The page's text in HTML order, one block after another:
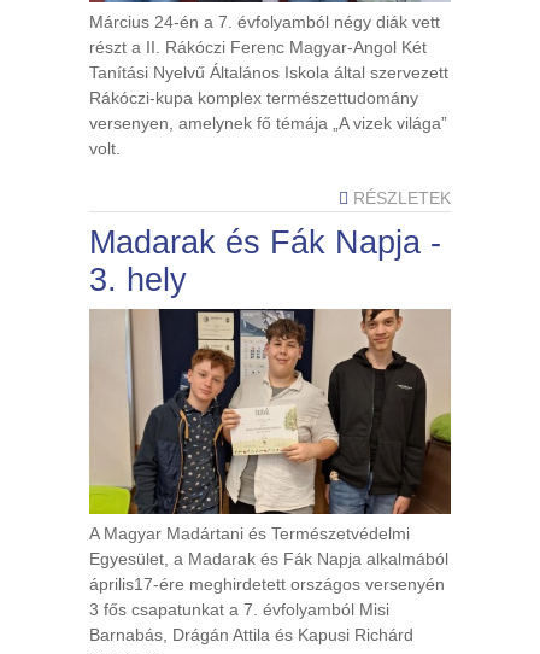
Március 24-én a 7. évfolyamból négy diák vett
részt a II. Rákóczi Ferenc Magyar-Angol Két
Tanítási Nyelvű Általános Iskola által szervezett
Rákóczi-kupa komplex természettudomány
versenyen, amelynek fő témája „A vizek világa”
volt.
RÉSZLETEK
Madarak és Fák Napja -
3. hely
A Magyar Madártani és Természetvédelmi
Egyesület, a Madarak és Fák Napja alkalmából
április17-ére meghirdetett országos versenyén
3 fős csapatunkat a 7. évfolyamból Misi
Barnabás, Drágán Attila és Kapusi Richárd